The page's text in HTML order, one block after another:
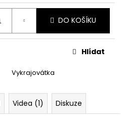
DO KOŠÍKU
Vykrajovátka
Hlídat
Videa (1) Diskuze